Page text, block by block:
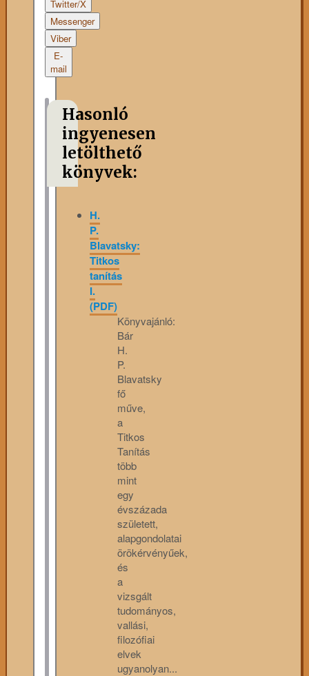
Twitter/X
Messenger
Viber
E-
mail
Hasonló
ingyenesen
letölthető
könyvek:
H.
P.
Blavatsky:
Titkos
tanítás
I.
(PDF)
Könyvajánló:
Bár
H.
P.
Blavatsky
fő
műve,
a
Titkos
Tanítás
több
mint
egy
évszázada
született,
alapgondolatai
örökérvényűek,
és
a
vizsgált
tudományos,
vallási,
filozófiai
elvek
ugyanolyan...